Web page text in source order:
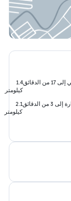
الدقائق
1.4
كيلومتر
من الدقائق
2.1
كيلومتر